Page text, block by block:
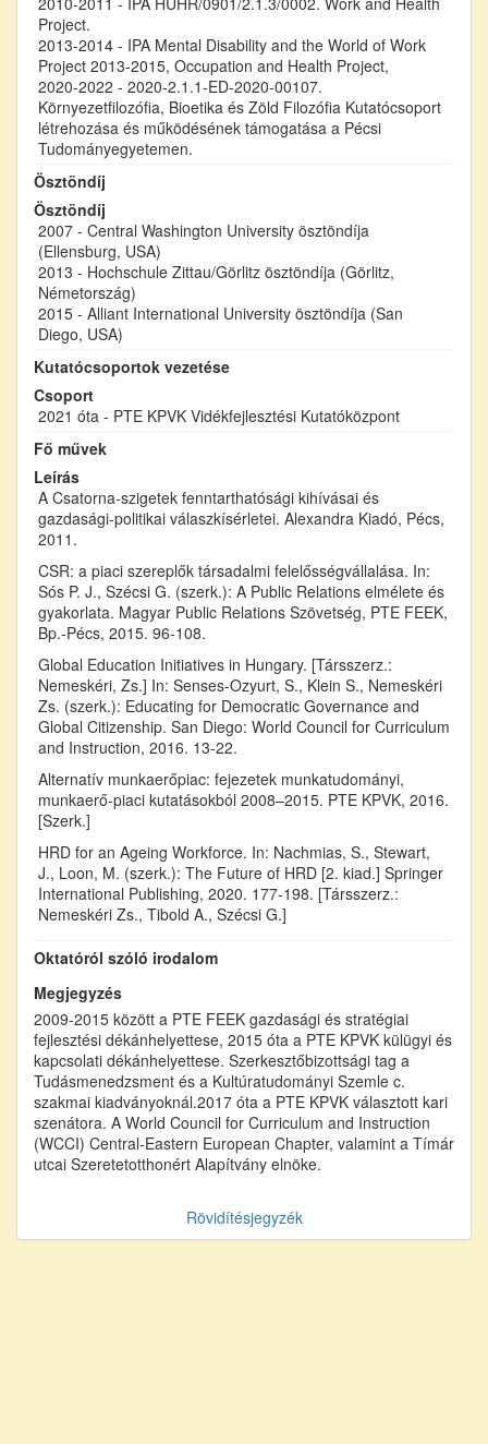
Project.
2013-2014 - IPA Mental Disability and the World of Work
Project 2013-2015, Occupation and Health Project,
2020-2022 - 2020-2.1.1-ED-2020-00107.
Környezetfilozófia, Bioetika és Zöld Filozófia Kutatócsoport
létrehozása és működésének támogatása a Pécsi
Tudományegyetemen.
Ösztöndíj
Ösztöndíj
2007 - Central Washington University ösztöndíja
(Ellensburg, USA)
2013 - Hochschule Zittau/Görlitz ösztöndíja (Görlitz,
Németország)
2015 - Alliant International University ösztöndíja (San
Diego, USA)
Kutatócsoportok vezetése
Csoport
2021 óta - PTE KPVK Vidékfejlesztési Kutatóközpont
Fő művek
Leírás
A Csatorna-szigetek fenntarthatósági kihívásai és
gazdasági-politikai válaszkísérletei. Alexandra Kiadó, Pécs,
2011.
CSR: a piaci szereplők társadalmi felelősségvállalása. In:
Sós P. J., Szécsi G. (szerk.): A Public Relations elmélete és
gyakorlata. Magyar Public Relations Szövetség, PTE FEEK,
Bp.-Pécs, 2015. 96-108.
Global Education Initiatives in Hungary. [Társszerz.:
Nemeskéri, Zs.] In: Senses-Ozyurt, S., Klein S., Nemeskéri
Zs. (szerk.): Educating for Democratic Governance and
Global Citizenship. San Diego: World Council for Curriculum
and Instruction, 2016. 13-22.
Alternatív munkaerőpiac: fejezetek munkatudományi,
munkaerő-piaci kutatásokból 2008–2015. PTE KPVK, 2016.
[Szerk.]
HRD for an Ageing Workforce. In: Nachmias, S., Stewart,
J., Loon, M. (szerk.): The Future of HRD [2. kiad.] Springer
International Publishing, 2020. 177-198. [Társszerz.:
Nemeskéri Zs., Tibold A., Szécsi G.]
Oktatóról szóló irodalom
Megjegyzés
2009-2015 között a PTE FEEK gazdasági és stratégiai
fejlesztési dékánhelyettese, 2015 óta a PTE KPVK külügyi és
kapcsolati dékánhelyettese. Szerkesztőbizottsági tag a
Tudásmenedzsment és a Kultúratudományi Szemle c.
szakmai kiadványoknál.2017 óta a PTE KPVK választott kari
szenátora. A World Council for Curriculum and Instruction
(WCCI) Central-Eastern European Chapter, valamint a Tímár
utcai Szeretetotthonért Alapítvány elnöke.
Rövidítésjegyzék